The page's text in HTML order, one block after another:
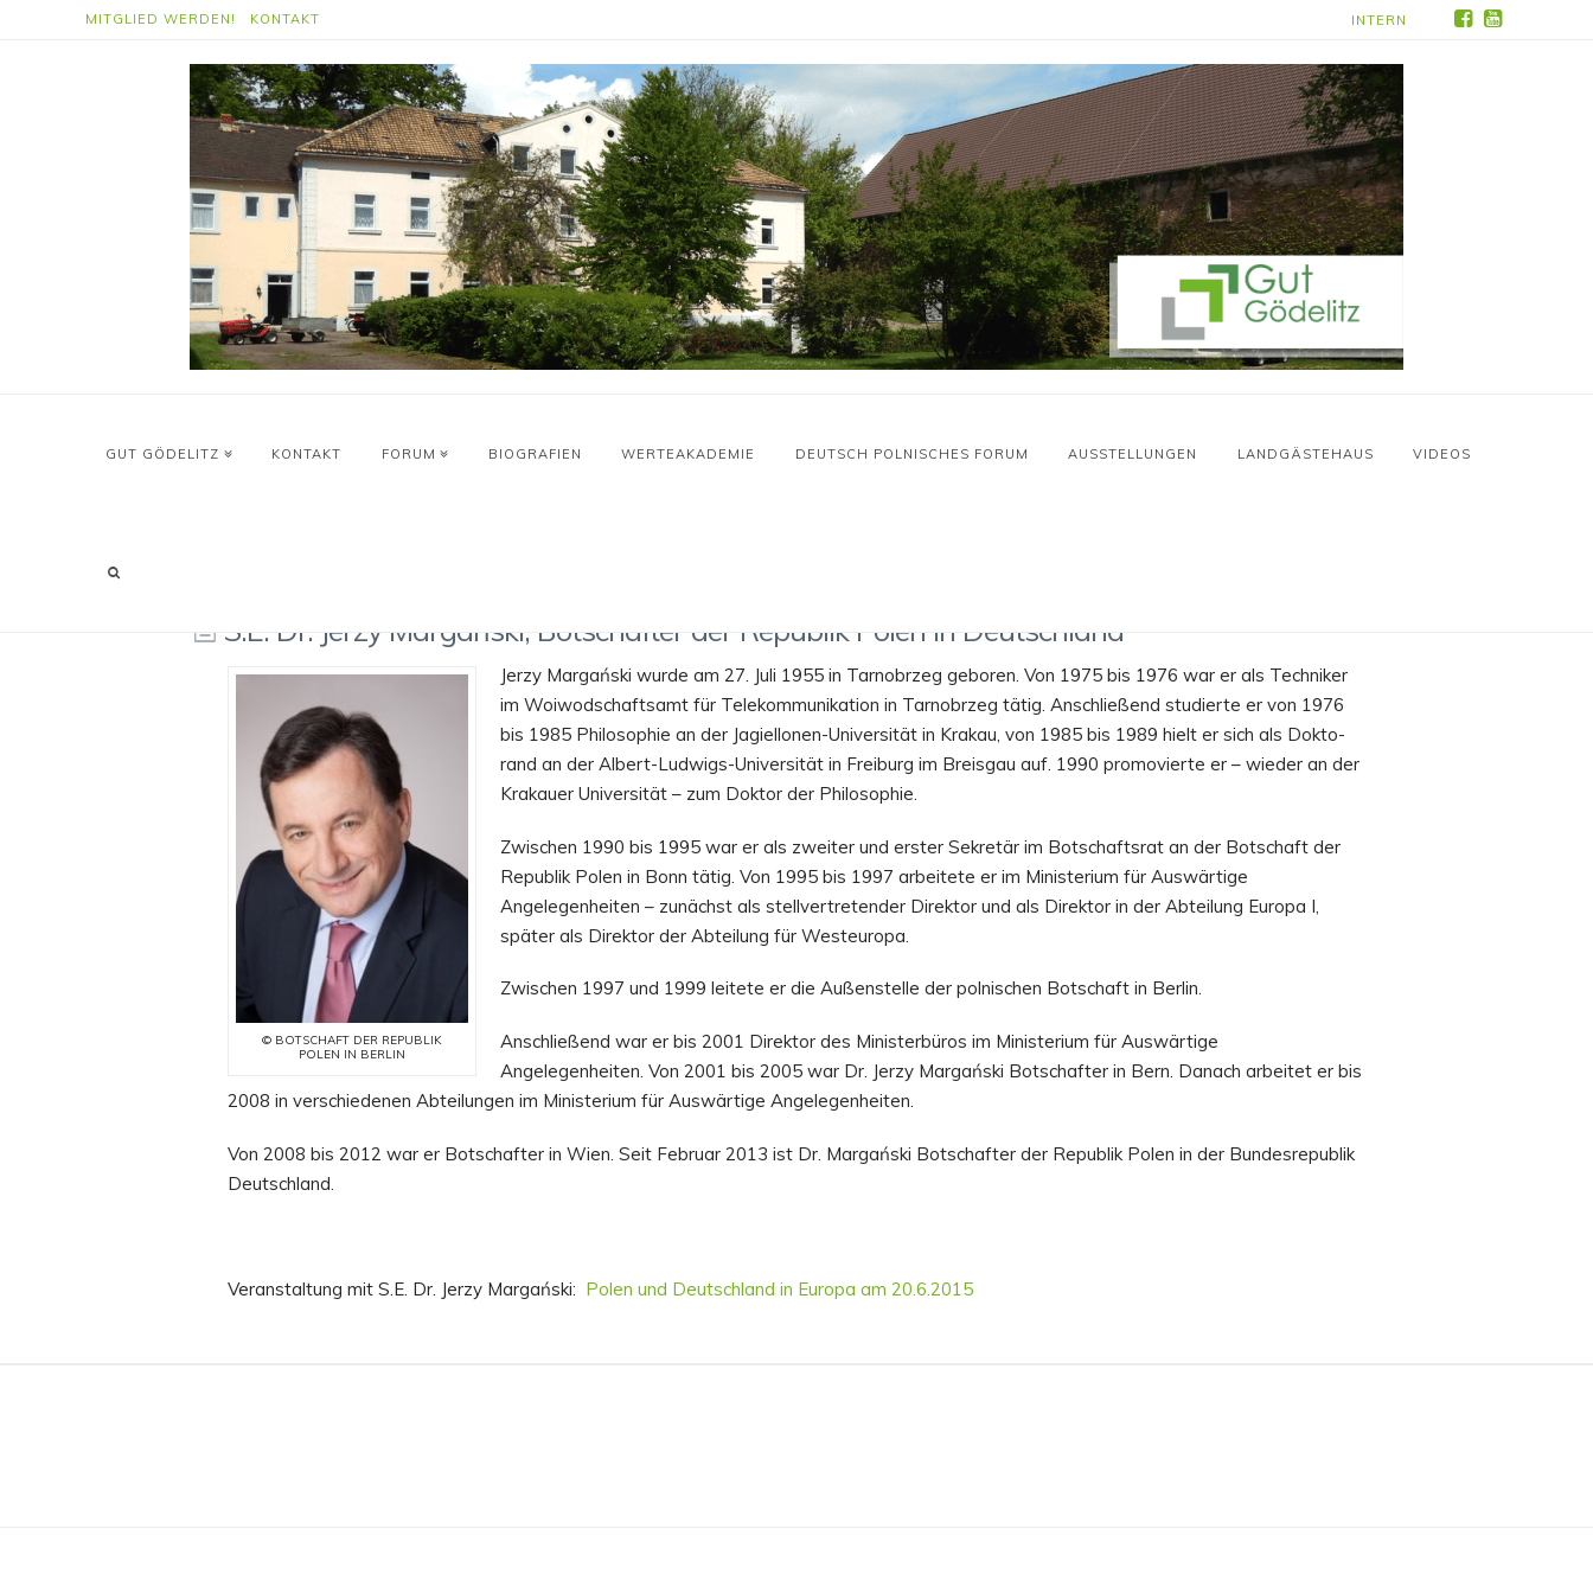
MITGLIED WERDEN! KONTAKT INTERN
GUT GÖDELITZ KONTAKT FORUM BIOGRAFIEN WERTEAKADEMIE DEUTSCH POLNISCHES FORUM AUSSTELLUNGEN LANDGÄSTEHAUS VIDEOS
S.E. Dr. Jerzy Margański, Botschafter der Republik Polen in Deutschland
© BOTSCHAFT DER REPUBLIK
POLEN IN BERLIN
Jerzy Margański wurde am 27. Juli 1955 in Tarnobrzeg geboren. Von 1975 bis 1976 war er als Techniker
im Woiwodschaftsamt für Telekommunikation in Tarnobrzeg tätig. Anschließend studierte er von 1976
bis 1985 Philosophie an der Jagiellonen-Universität in Krakau, von 1985 bis 1989 hielt er sich als Dokto­
rand an der Albert-Ludwigs-Universität in Freiburg im Breisgau auf. 1990 pro­movierte er – wieder an der
Krakauer Universität – zum Doktor der Philosophie.
Zwischen 1990 bis 1995 war er als zweiter und erster Sekretär im Botschaftsrat an der Botschaft der
Republik Polen in Bonn tätig. Von 1995 bis 1997 arbeitete er im Ministerium für Auswärtige
Angelegenheiten – zunächst als stellvertreten­der Direktor und als Direktor in der Abteilung Europa I,
später als Direktor der Abteilung für Westeuropa.
Zwischen 1997 und 1999 leitete er die Außenstelle der polnischen Botschaft in Berlin.
Anschließend war er bis 2001 Direktor des Ministerbüros im Ministerium für Auswärtige
Angelegenheiten. Von 2001 bis 2005 war Dr. Jerzy Margański Bot­schafter in Bern. Danach arbeitet er bis
2008 in verschiedenen Abteilungen im Ministerium für Auswärtige Angelegenheiten.
Von 2008 bis 2012 war er Botschafter in Wien. Seit Februar 2013 ist Dr. Margański Botschafter der Republik Polen in der Bundesrepublik
Deutschland.
Veranstaltung mit S.E. Dr. Jerzy Margański: Polen und Deutschland in Europa am 20.6.2015